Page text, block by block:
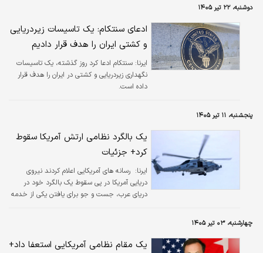
دوشنبه، ۲۲ تیر ۱۴۰۵
ادعای سنتکام: یک تاسیسات زیردریایی
و کشتی ایران را هدف قرار دادیم
ایرنا: سنتکام ادعا کرد روز گذشته، یک تاسیسات
نگهداری زیردریایی و کشتی در ایران را هدف قرار
داده است.
پنجشنبه، ۱۱ تیر ۱۴۰۵
یک بالگرد نظامی ارتش آمریکا سقوط
کرد+ جزئیات
ایرنا: ​ رسانه های آمریکایی اعلام کردند نیروی
دریایی آمریکا در پی سقوط یک بالگرد خود در
دریای عرب، جست‌ و جو برای یافتن یکی از خدمه
چهارشنبه، ۰۳ تیر ۱۴۰۵
یک مقام نظامی آمریکایی استعفا داد+